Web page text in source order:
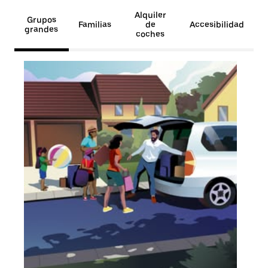
Grupos
grandes
Familias
Alquiler
de
coches
Accesibilidad